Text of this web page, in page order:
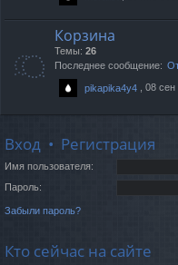
Корзина
Темы: 26
Последнее сообщение:
pikapika4y4 , 08
Вход • Регистрация
Имя пользователя:
Пароль:
Забыли пароль?
Кто сейчас на сайте